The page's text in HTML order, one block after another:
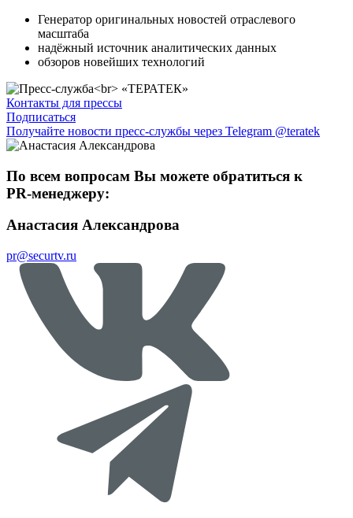
Генератор оригинальных новостей отраслевого
масштаба
надёжный источник аналитических данных
обзоров новейших технологий
Контакты для прессы
Подписаться
Получайте новости пресс-службы через Telegram @teratek
По всем вопросам Вы можете обратиться к
PR-менеджеру:
Анастасия Александрова
pr@securtv.ru